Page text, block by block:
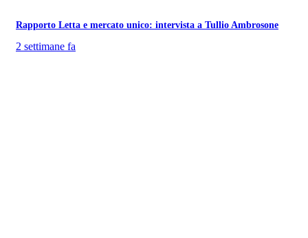
Rapporto Letta e mercato unico: intervista a Tullio Ambrosone
2 settimane fa